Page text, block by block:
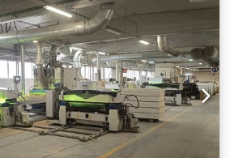
av tunge laster - Vedlikeholdsfattig
- Avrundede gaffelspisser
i pall - Herdet, forkrommet
- Styre- og lasthjul med
rulling selv under last